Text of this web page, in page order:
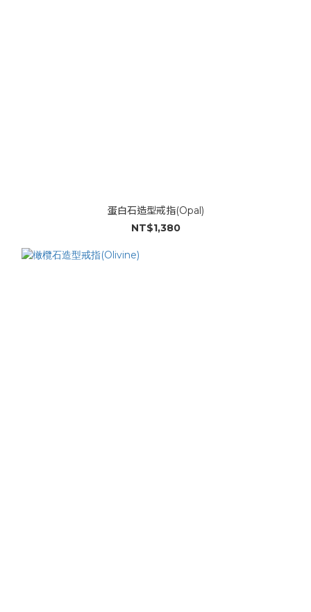
蛋白石造型戒指(Opal)
NT$1,380